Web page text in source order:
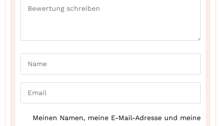
Meinen Namen, meine E-Mail-Adresse und meine